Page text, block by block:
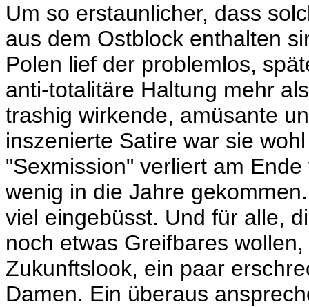
Um so erstaunlicher, dass
aus dem Ostblock enthalten
Polen lief der problemlos,
anti-totalitäre Haltung mehr
trashig wirkende, amüsante
inszenierte Satire war sie
"Sexmission" verliert am
wenig in die Jahre
viel eingebüsst. Und für alle,
noch etwas Greifbares
Zukunftslook, ein paar
Damen. Ein überaus